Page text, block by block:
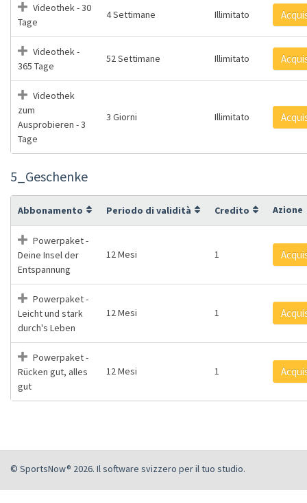
Videothek - 30
Tage
4 Settimane Illimitato
Videothek -
365 Tage
52 Settimane Illimitato
Videothek
zum
Ausprobieren - 3
Tage
3 Giorni Illimitato
5_Geschenke
Abbonamento Periodo di validità Credito Azione
Powerpaket -
Deine Insel der
Entspannung
12 Mesi 1
Powerpaket -
Leicht und stark
durch's Leben
12 Mesi 1
Powerpaket -
Rücken gut, alles
gut
12 Mesi 1
© SportsNow® 2026. Il software svizzero per il tuo studio.